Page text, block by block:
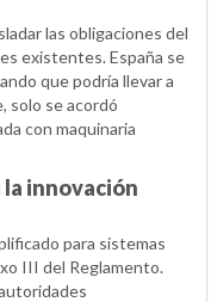
las obligaciones del
existentes. España se
que podría llevar a
solo se acordó
con maquinaria
la innovación
para sistemas
III del Reglamento.